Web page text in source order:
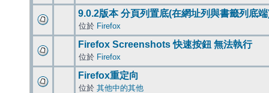
9.0.2版本 分頁列置底(在網址列與書籤列底
位於 Firefox
Firefox Screenshots 快速按鈕 無法執行
位於 Firefox
Firefox重定向
位於 其他中的其他